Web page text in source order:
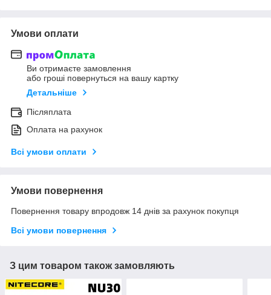
Умови оплати
Ви отримаєте замовлення
або гроші повернуться на вашу картку
Детальніше
Післяплата
Оплата на рахунок
Всі умови оплати
Умови повернення
Повернення товару впродовж 14 днів за рахунок покупця
Всі умови повернення
З цим товаром також замовляють